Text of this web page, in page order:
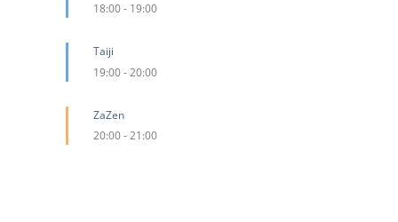
18:00- 19:00
Taiji
19:00-20:00
ZaZen
20:00-21:00